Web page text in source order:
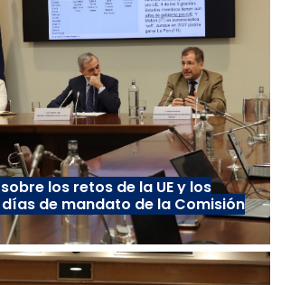
los retos de la UE y los
de mandato de la Comisión